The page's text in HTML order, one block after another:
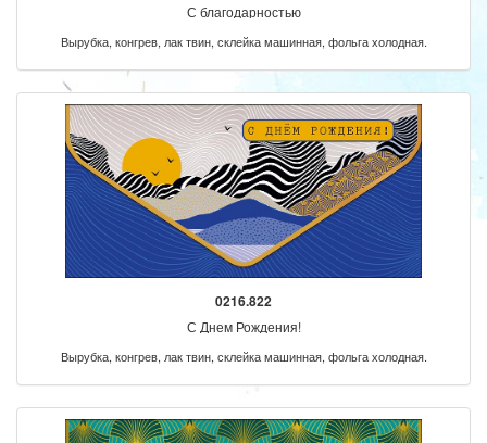
С благодарностью
Вырубка, конгрев, лак твин, склейка машинная, фольга холодная.
0216.822
С Днем Рождения!
Вырубка, конгрев, лак твин, склейка машинная, фольга холодная.